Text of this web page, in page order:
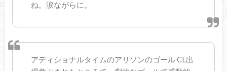
ね。涙ながらに。
アディショナルタイムのアリソンのゴール CL出